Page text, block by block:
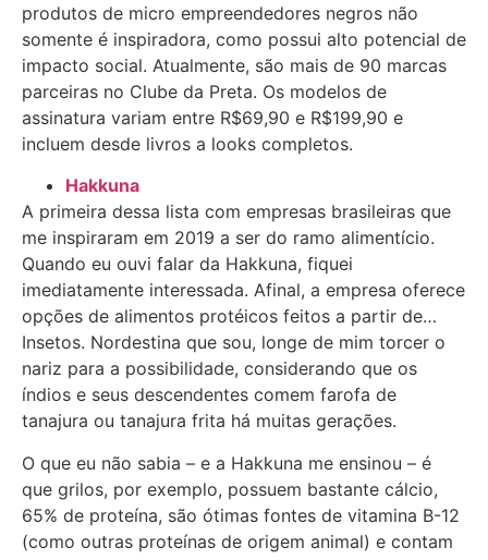
produtos de micro empreendedores negros não
somente é inspiradora, como possui alto potencial de
impacto social. Atualmente, são mais de 90 marcas
parceiras no Clube da Preta. Os modelos de
assinatura variam entre R$69,90 e R$199,90 e
incluem desde livros a looks completos.
Hakkuna
A primeira dessa lista com empresas brasileiras que
me inspiraram em 2019 a ser do ramo alimentício.
Quando eu ouvi falar da Hakkuna, fiquei
imediatamente interessada. Afinal, a empresa oferece
opções de alimentos protéicos feitos a partir de…
Insetos. Nordestina que sou, longe de mim torcer o
nariz para a possibilidade, considerando que os
índios e seus descendentes comem farofa de
tanajura ou tanajura frita há muitas gerações.
O que eu não sabia – e a Hakkuna me ensinou – é
que grilos, por exemplo, possuem bastante cálcio,
65% de proteína, são ótimas fontes de vitamina B-12
(como outras proteínas de origem animal) e contam